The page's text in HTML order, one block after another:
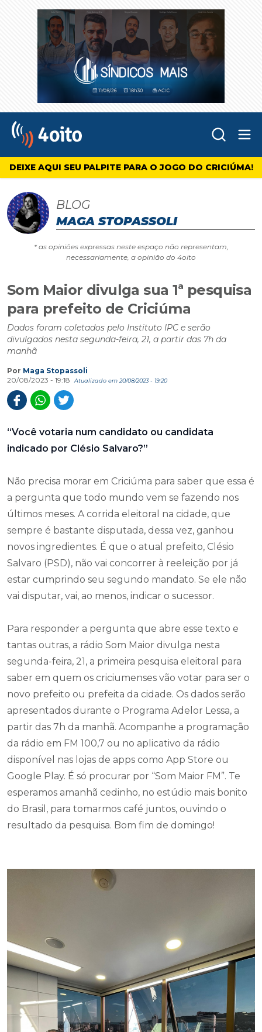
4oito
DEIXE AQUI SEU PALPITE PARA O JOGO DO CRICIÚMA!
BLOG
MAGA STOPASSOLI
* as opiniões expressas neste espaço não representam,
necessariamente, a opinião do 4oito
Som Maior divulga sua 1ª pesquisa
para prefeito de Criciúma
Dados foram coletados pelo Instituto IPC e serão
divulgados nesta segunda-feira, 21, a partir das 7h da
manhã
Por Maga Stopassoli
20/08/2023 - 19:18
Atualizado em 20/08/2023 - 19:20
“Você votaria num candidato ou candidata
indicado por Clésio Salvaro?”
Não precisa morar em Criciúma para saber que essa é
a pergunta que todo mundo vem se fazendo nos
últimos meses. A corrida eleitoral na cidade, que
sempre é bastante disputada, dessa vez, ganhou
novos ingredientes. É que o atual prefeito, Clésio
Salvaro (PSD), não vai concorrer à reeleição por já
estar cumprindo seu segundo mandato. Se ele não
vai disputar, vai, ao menos, indicar o sucessor.
Para responder a pergunta que abre esse texto e
tantas outras, a rádio Som Maior divulga nesta
segunda-feira, 21, a primeira pesquisa eleitoral para
saber em quem os criciumenses vão votar para ser o
novo prefeito ou prefeita da cidade. Os dados serão
apresentados durante o Programa Adelor Lessa, a
partir das 7h da manhã. Acompanhe a programação
da rádio em FM 100,7 ou no aplicativo da rádio
disponível nas lojas de apps como App Store ou
Google Play. É só procurar por “Som Maior FM”. Te
esperamos amanhã cedinho, no estúdio mais bonito
do Brasil, para tomarmos café juntos, ouvindo o
resultado da pesquisa. Bom fim de domingo!